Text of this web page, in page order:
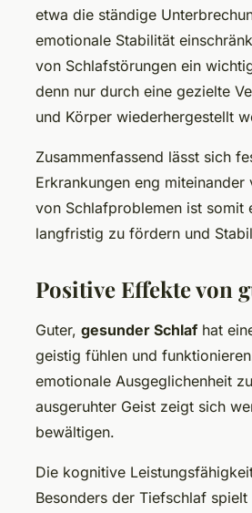
etwa die ständige
emotionale Stabilität
von Schlafstörungen ein
denn nur durch eine gezielte
und Körper wiederhergestellt
Zusammenfassend lässt sich
Erkrankungen eng
von Schlafproblemen ist somit
langfristig zu fördern und
Positive Effekte von
Guter, gesunder Schlafhat
geistig fühlen und
emotionale Ausgeglichenheit
ausgeruhter Geist zeigt sich
bewältigen.
Die kognitive
Besonders der Tiefschlaf